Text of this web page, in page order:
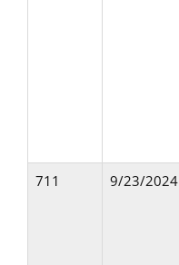
711
9/23/2024